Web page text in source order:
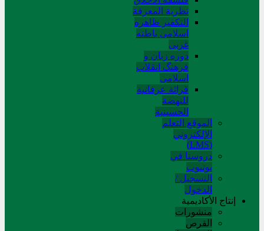
نظریة المعرفة
التکفیر ظاهره
اسلامی باطنه
غربی
دوره زبان و
فرهنگ انقلاب
اسلامی
قرائة عرفانیة
للنهضة
الحسینیة
الموقع التعلم
الإلکتروني
(LMS)
دروسنا في
يوتيوب
التسجيل /
الدخول
إنتاج الأكاديمية
منشورات
القرص